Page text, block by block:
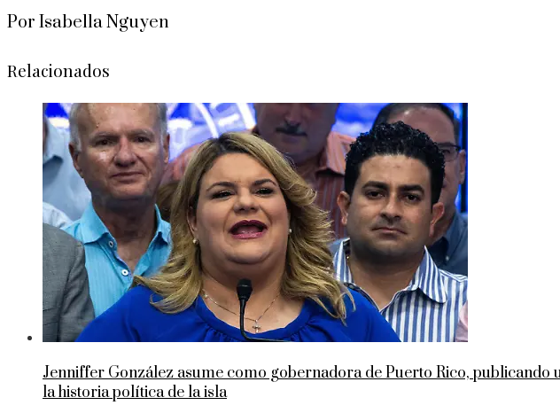
Por Isabella Nguyen
Relacionados
Jenniffer González asume como gobernadora de Puerto Rico, publicando
la historia política de la isla